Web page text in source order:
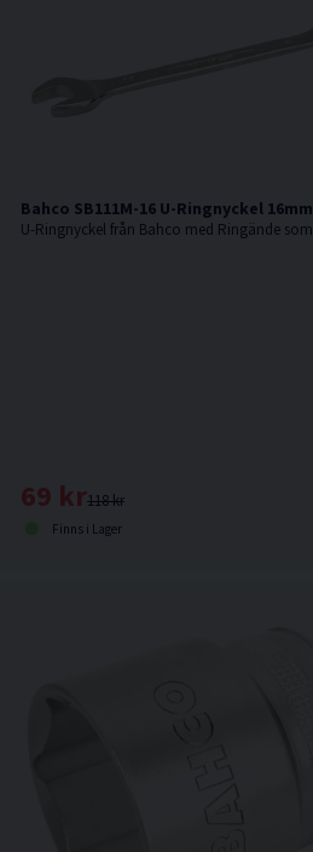
Bahco SB111M-16 U-Ringnyckel 16mm
118 kr
69 kr
Finns i Lager